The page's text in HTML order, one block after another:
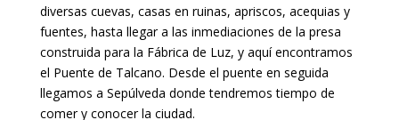
diversas cuevas, casas en ruinas, apriscos, acequias y
fuentes, hasta llegar a las inmediaciones de la presa
construida para la Fábrica de Luz, y aquí encontramos
el Puente de Talcano. Desde el puente en seguida
llegamos a Sepúlveda donde tendremos tiempo de
comer y conocer la ciudad.